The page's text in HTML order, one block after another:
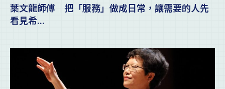
葉文龍師傅｜把「服務」做成日常，讓需要的人先
看見希...